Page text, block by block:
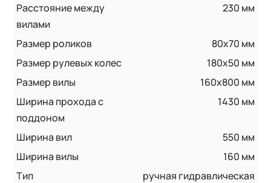
Расстояние между
вилами
230 мм
Размер роликов
80х70 мм
Размер рулевых колес
180х50 мм
Размер вилы
160х800 мм
Ширина прохода с
поддоном
1430 мм
Ширина вил
550 мм
Ширина вилы
160 мм
Тип
ручная гидравлическая